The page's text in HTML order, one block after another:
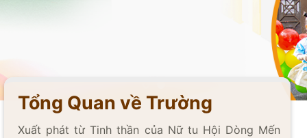
Tổng Quan về Trường
Xuất phát từ Tinh thần của Nữ tu Hội Dòng Mến